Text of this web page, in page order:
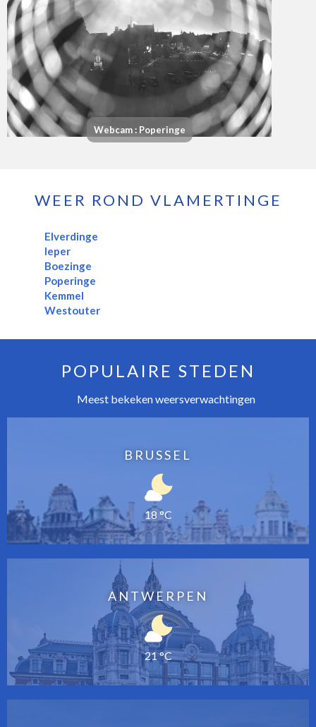
Webcam : Poperinge
WEER ROND VLAMERTINGE
Elverdinge
Ieper
Boezinge
Poperinge
Kemmel
Westouter
POPULAIRE STEDEN
Meest bekeken weersverwachtingen
BRUSSEL
18 °C
ANTWERPEN
21 °C